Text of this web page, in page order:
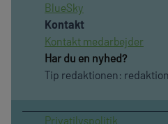
BlueSky
Kontakt
Kontakt medarbejder
Har du en nyhed?
Tip redaktionen:
Privatilvspolitik